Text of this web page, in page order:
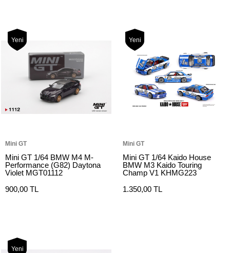
Yeni
Mini GT
Mini GT 1/64 BMW M4 M-
Performance (G82) Daytona
Violet MGT01112
900,00 TL
Yeni
Mini GT
Mini GT 1/64 Kaido House
BMW M3 Kaido Touring
Champ V1 KHMG223
1.350,00 TL
Yeni